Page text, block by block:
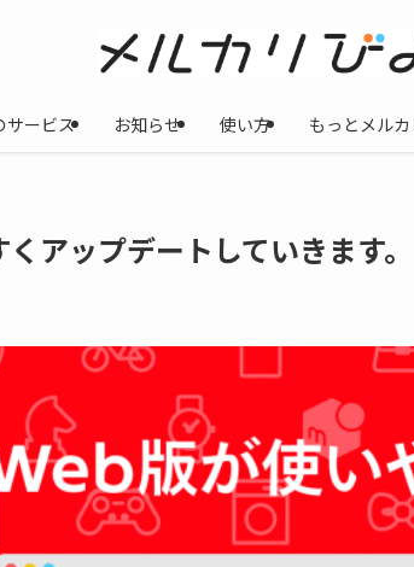
サービス お知らせ 使い方 もっとメル
アップデートしていきます。